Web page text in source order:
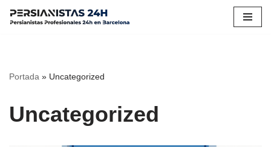
Portada » Uncategorized
Uncategorized